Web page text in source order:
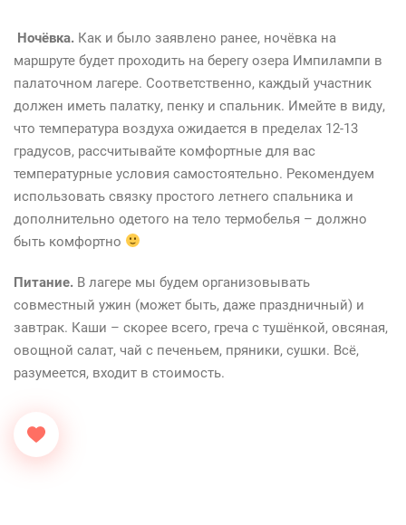
Ночёвка. Как и было заявлено ранее, ночёвка на
маршруте будет проходить на берегу озера Импилампи в
палаточном лагере. Соответственно, каждый участник
должен иметь палатку, пенку и спальник. Имейте в виду,
что температура воздуха ожидается в пределах 12-13
градусов, рассчитывайте комфортные для вас
температурные условия самостоятельно. Рекомендуем
использовать связку простого летнего спальника и
дополнительно одетого на тело термобелья – должно
быть комфортно
Питание. В лагере мы будем организовывать
совместный ужин (может быть, даже праздничный) и
завтрак. Каши – скорее всего, греча с тушёнкой, овсяная,
овощной салат, чай с печеньем, пряники, сушки. Всё,
разумеется, входит в стоимость.